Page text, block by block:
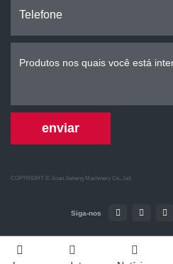
enviar
COPYRIGHT © Jinan Jieheng Machinery Co., Ltd.
Siga-nos